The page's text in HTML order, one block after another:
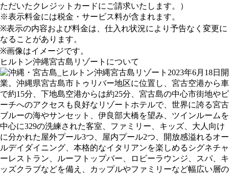
ただいたクレジットカードにご請求いたします。）
※表示料金には税金・サービス料が含まれます。
※表示の内容および料金は、仕入れ状況により予告なく変更に
なることがあります。
※画像はイメージです。
ヒルトン沖縄宮古島リゾートについて
2023年6月18日開
業。沖縄県宮古島市トゥリバー地区に位置し、宮古空港から車
で約15分、下地島空港からは約25分、宮古島の中心市街地やビ
ーチへのアクセスも良好なリゾートホテルで、世界に誇る宮古
ブルーの海やサンセット、伊良部大橋を望み、ツインルームを
中心に329の洗練された客室、ファミリー、キッズ、大人向け
に分かれた屋外プール3つ、屋内プール2つ、開放感溢れるオー
ルデイダイニング、本格的なイタリアンを楽しめるシグネチャ
ーレストラン、ルーフトップバー、ロビーラウンジ、スパ、キ
ッズクラブなどを備え、カップルやファミリーなど幅広い層の